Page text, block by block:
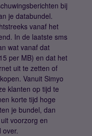
bij
je databundel.
vanaf het
In de laatste sms
wat vanaf dat
per MB) en dat het
uit te zetten of
Vanuit Simyo
klanten op tijd te
korte tijd hoge
je bundel, dan
voorzorg en
over.